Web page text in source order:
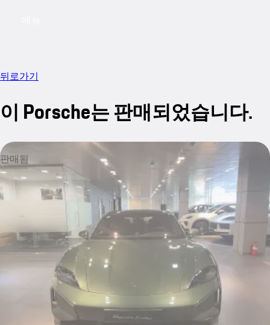
뒤로가기
이 Porsche는 판매되었습니다.
판매됨